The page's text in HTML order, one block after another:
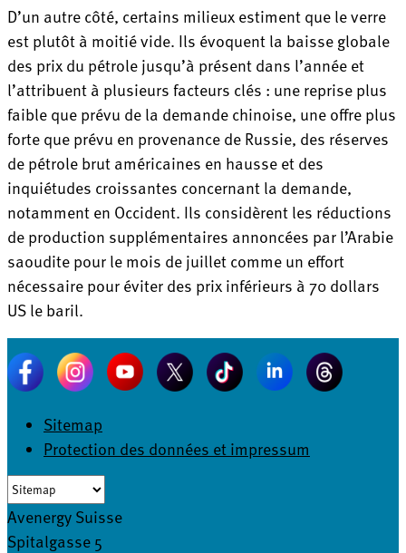
D’un autre côté, certains milieux estiment que le verre
est plutôt à moitié vide. Ils évoquent la baisse globale
des prix du pétrole jusqu’à présent dans l’année et
l’attribuent à plusieurs facteurs clés : une reprise plus
faible que prévu de la demande chinoise, une offre plus
forte que prévu en provenance de Russie, des réserves
de pétrole brut américaines en hausse et des
inquiétudes croissantes concernant la demande,
notamment en Occident. Ils considèrent les réductions
de production supplémentaires annoncées par l’Arabie
saoudite pour le mois de juillet comme un effort
nécessaire pour éviter des prix inférieurs à 70 dollars
US le baril.
Sitemap
Protection des données et impressum
Avenergy Suisse
Spitalgasse 5